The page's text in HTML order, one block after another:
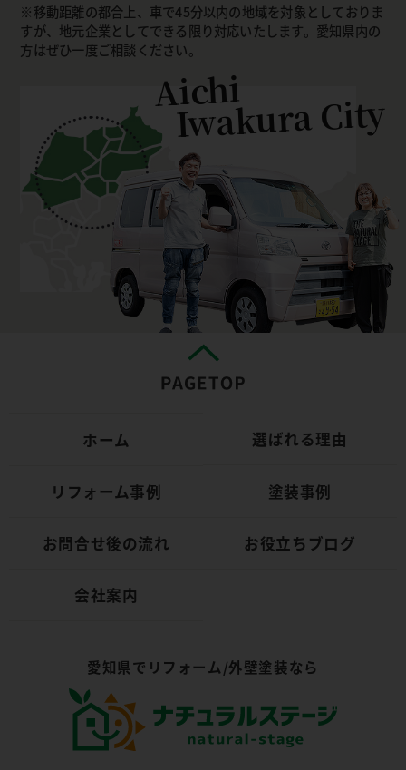
移動距離の都合上、車で45分以内の地域を対象としておりま
すが、地元企業としてできる限り対応いたします。愛知県内の
方はぜひ一度ご相談ください。
Aichi
Iwakura City
ホーム 選ばれる理由
リフォーム事例 塗装事例
お問合せ後の流れ お役立ちブログ
会社案内
愛知県でリフォーム/外壁塗装なら